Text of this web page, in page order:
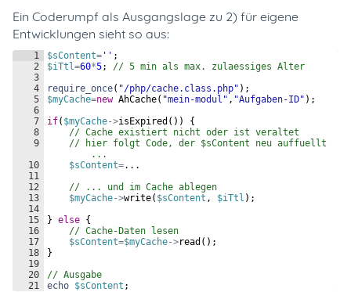
Ein Coderumpf als Ausgangslage zu 2) für eigene
Entwicklungen sieht so aus:
1
2
3
4
5
6
7
8
9
10
11
12
13
14
15
16
17
18
19
20
21
$sContent= '' ;
$iTtl=60*5;
// 5 min als max. zulaessiges Alter
require_once( "/php/cache.class.php" ) ;
$myCache=new AhCache( "mein-modul" , "Aufgaben-ID" ) ;
if( $myCache->isExpired ( ))
{
// Cache existiert nicht oder ist veraltet
// hier folgt Code, der $sContent neu auffuellt
...
$sContent=...
// ... und im Cache ablegen
$myCache->write( $sContent , $iTtl ) ;
} else {
// Cache-Daten lesen
$sContent=$myCache->read ( ) ;
}
// Ausgabe
echo $sContent ;